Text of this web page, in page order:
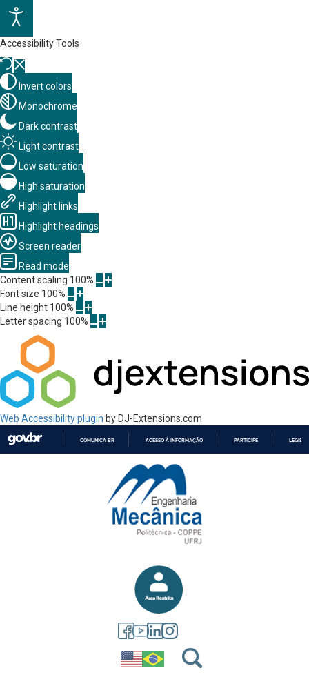
Accessibility Tools
Invert colors
Monochrome
Dark contrast
Light contrast
Low saturation
High saturation
Highlight links
Highlight headings
Screen reader
Read mode
Content scaling 100%
Font size 100%
Line height 100%
Letter spacing 100%
Web Accessibility plugin by DJ-Extensions.com
PARA
CONTEÚDO
COMUNICA BR ACESSO À INFORMAÇÃO PARTICIPE